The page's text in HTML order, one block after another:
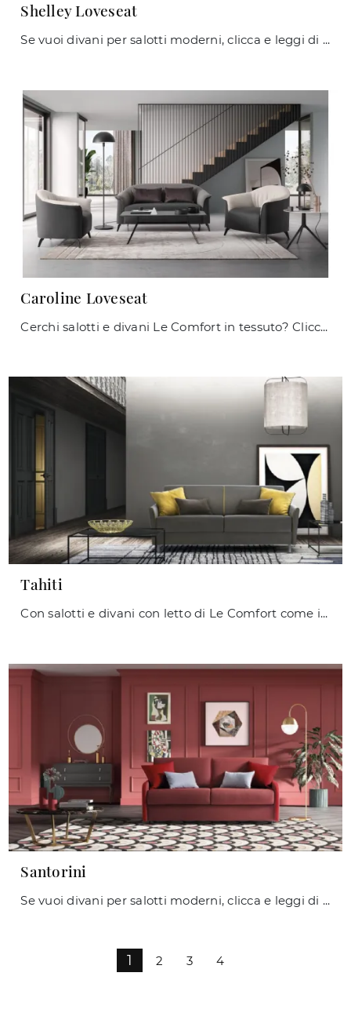
Shelley Loveseat
Se vuoi divani per salotti moderni, clicca e leggi di più sul modello Shelley Loveseat in tessuto della firma Le Comfort.
Caroline Loveseat
Cerchi salotti e divani Le Comfort in tessuto? Clicca e ottieni informazioni sul modello Caroline Loveseat per spazi moderni.
Tahiti
Con salotti e divani con letto di Le Comfort come il modello Tahiti in tessuto, potrai completare il tuo progetto d'arredo.
Santorini
Se vuoi divani per salotti moderni, clicca e leggi di più sul modello Santorini in tessuto della marca Le Comfort.
1 2 3 4